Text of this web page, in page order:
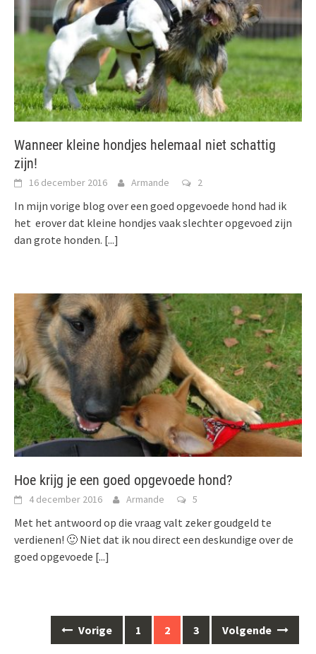
Wanneer kleine hondjes helemaal niet schattig
zijn!
16 december 2016 Armande 2
In mijn vorige blog over een goed opgevoede hond had ik
het erover dat kleine hondjes vaak slechter opgevoed zijn
dan grote honden. [...]
Hoe krijg je een goed opgevoede hond?
4 december 2016 Armande 5
Met het antwoord op die vraag valt zeker goudgeld te
verdienen! 🙂 Niet dat ik nou direct een deskundige over de
goed opgevoede [...]
Berichten
navigatie
Vorige 1 2 3 Volgende